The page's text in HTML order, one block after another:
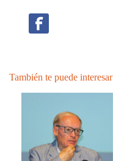
También te puede interesar